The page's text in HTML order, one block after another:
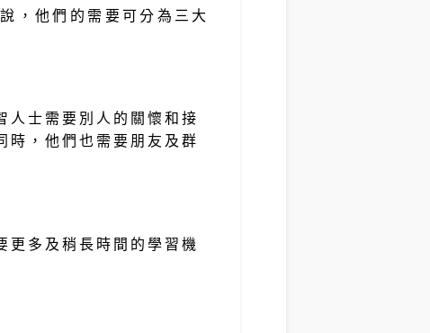
，他們的需要可分為三大
人士需要別人的關懷和接
時，他們也需要朋友及群
更多及稍長時間的學習機